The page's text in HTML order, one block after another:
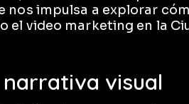
nos impulsa a explorar
video marketing en la
narrativa visual